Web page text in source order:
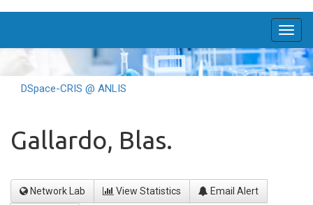
DSpace-CRIS @ ANLIS
Gallardo, Blas.
Network Lab View Statistics Email Alert